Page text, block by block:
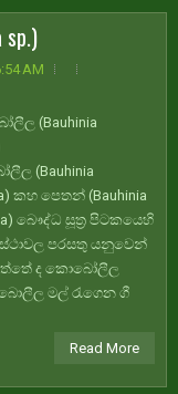
AM
(Bauhinia
(Bauhinia
කහ පෙතන් (Bauhinia
බෞද්ධ සූත්‍ර පිටකයෙහි
පරසතු යනුවෙන්
ද කොබෝලීල
මල් රැගෙන ගී
Read More